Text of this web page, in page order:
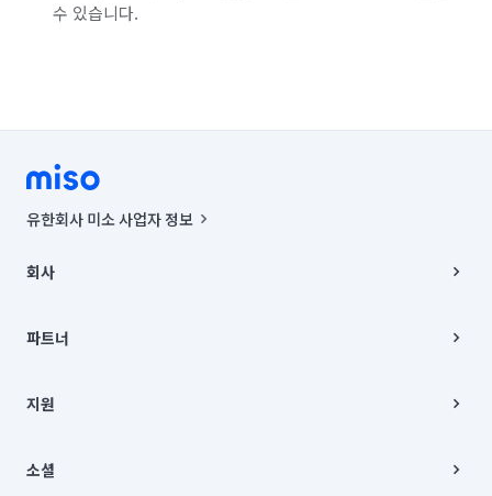
수 있습니다.
유한회사 미소 사업자 정보
00019 |
주소 | 본사: 서울특별시 종로구 율곡로 6(중학동, 트윈트리빌딩) B동 5층
컨택센터 : 서울특별시 종로구 수송동 율곡로 24, 7층, 8층 미소
상품, 상품정보, 거래에 관한 의무와 책임은 거래당사자에게 있습니다.
언론 보도 관련 문의:
© 유한회사 미소. Miso, Inc. All Rights Reserved.
회사
채용
파트너
이사
지원
이용약관
소셜